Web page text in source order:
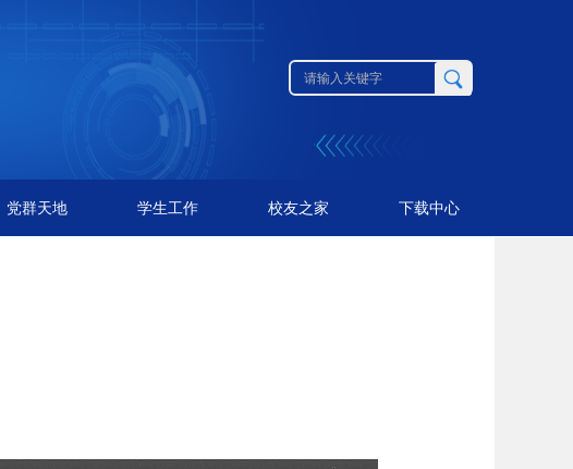
党群天地 学生工作 校友之家 下载中心